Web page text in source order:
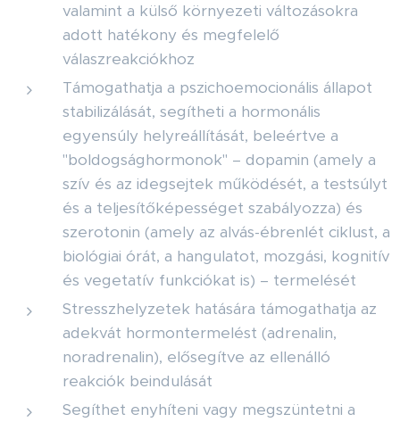
valamint a külső környezeti változásokra
adott hatékony és megfelelő
válaszreakciókhoz
Támogathatja a pszichoemocionális állapot
stabilizálását, segítheti a hormonális
egyensúly helyreállítását, beleértve a
"boldogsághormonok" – dopamin (amely a
szív és az idegsejtek működését, a testsúlyt
és a teljesítőképességet szabályozza) és
szerotonin (amely az alvás-ébrenlét ciklust, a
biológiai órát, a hangulatot, mozgási, kognitív
és vegetatív funkciókat is) – termelését
Stresszhelyzetek hatására támogathatja az
adekvát hormontermelést (adrenalin,
noradrenalin), elősegítve az ellenálló
reakciók beindulását
Segíthet enyhíteni vagy megszüntetni a